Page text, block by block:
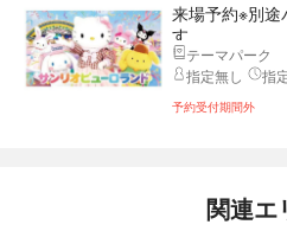
来場予約※別
す
テーマパーク
指定無し
指
予約受付期間外
関連エ